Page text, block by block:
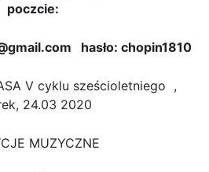
poczcie:
hasło: chopin1810
V cyklu sześcioletniego ,
24.03 2020
MUZYCZNE